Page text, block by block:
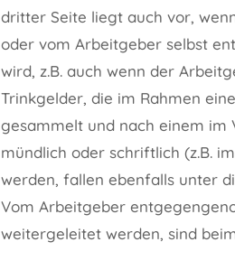
dritter Seite liegt auch vor,
oder vom Arbeitgeber selbst
wird, z.B. auch wenn der
Trinkgelder, die im Rahmen
gesammelt und nach einem im
mündlich oder schriftlich (z.B.
werden, fallen ebenfalls unter
Vom Arbeitgeber
weitergeleitet werden, sind